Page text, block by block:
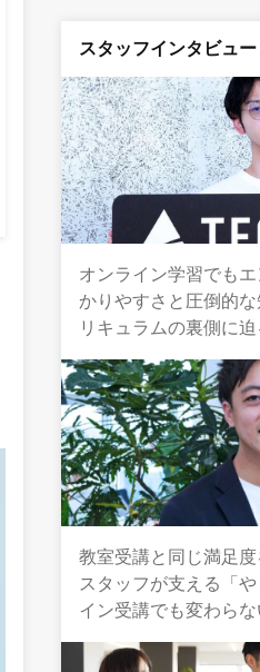
スタッフインタビュー
オンライン学習でも
かりやすさと圧倒的
リキュラムの裏側に迫
教室受講と同じ満足
スタッフが支える「
イン受講でも変わらな